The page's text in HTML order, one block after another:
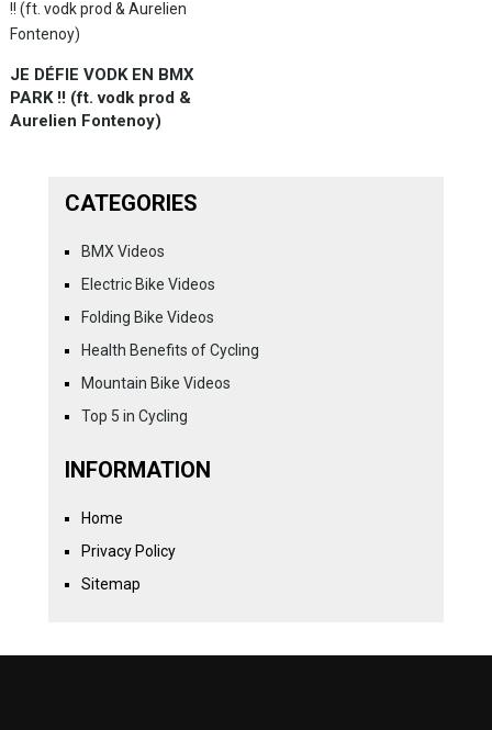
JE DÉFIE VODK EN BMX
PARK !! (ft. vodk prod &
Aurelien Fontenoy)
CATEGORIES
BMX Videos
Electric Bike Videos
Folding Bike Videos
Health Benefits of Cycling
Mountain Bike Videos
Top 5 in Cycling
INFORMATION
Home
Privacy Policy
Sitemap